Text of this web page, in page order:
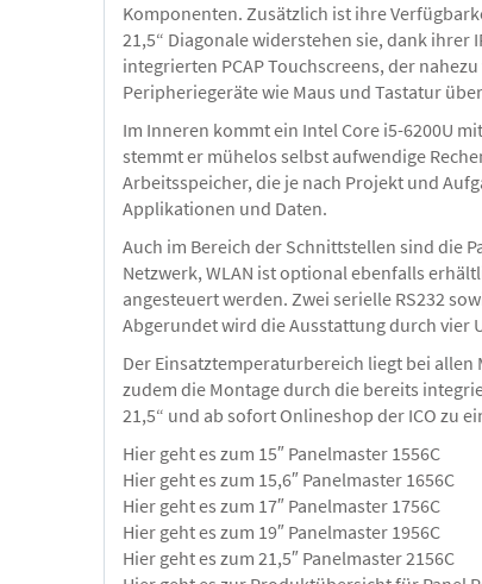
Komponenten. Zusätzlich ist ihre
21,5“ Diagonale widerstehen sie, dank ihrer
integrierten PCAP Touchscreens, der
Peripheriegeräte wie Maus und Tastatur
Im Inneren kommt ein Intel Core i5-6200U
stemmt er mühelos selbst aufwendige
Arbeitsspeicher, die je nach Projekt und
Applikationen und Daten.
Auch im Bereich der Schnittstellen sind die
Netzwerk, WLAN ist optional ebenfalls
angesteuert werden. Zwei serielle RS232
Abgerundet wird die Ausstattung durch vier
Der Einsatztemperaturbereich liegt bei allen
zudem die Montage durch die bereits
21,5“ und ab sofort Onlineshop der ICO zu
Hier geht es zum 15″ Panelmaster 1556C
Hier geht es zum 15,6″ Panelmaster 1656C
Hier geht es zum 17″ Panelmaster 1756C
Hier geht es zum 19″ Panelmaster 1956C
Hier geht es zum 21,5″ Panelmaster 2156C